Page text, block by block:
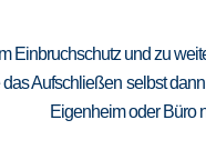
Einbruchschutz und zu
das Aufschließen selbst
Eigenheim oder Büro